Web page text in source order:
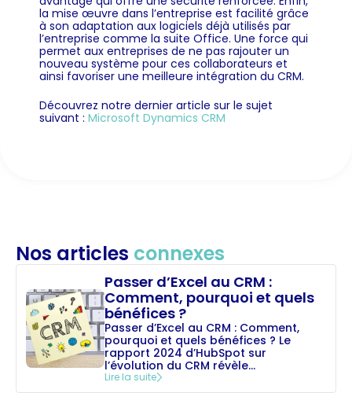
la mise œuvre dans l’entreprise est facilité grâce
à son adaptation aux logiciels déjà utilisés par
l’entreprise comme la suite Office. Une force qui
permet aux entreprises de ne pas rajouter un
nouveau système pour ces collaborateurs et
ainsi favoriser une meilleure intégration du CRM.
Découvrez notre dernier article sur le sujet
suivant : Microsoft Dynamics CRM
Nos articles connexes
Passer d’Excel au CRM :
Comment, pourquoi et quels
bénéfices ?
Passer d’Excel au CRM : Comment,
pourquoi et quels bénéfices ? Le
rapport 2024 d’HubSpot sur
l’évolution du CRM révèle...
Lire la suite